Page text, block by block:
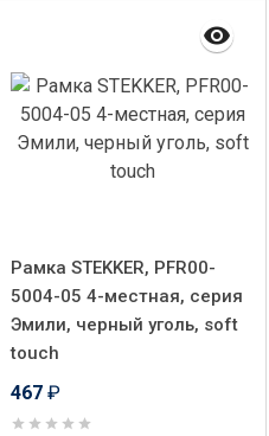
Рамка STEKKER, PFR00-
5004-05 4-местная, серия
Эмили, черный уголь, soft
touch
467 ₽